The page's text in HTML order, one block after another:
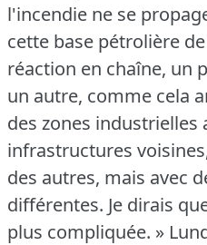
l'incendie ne se
cette base pétrolière
réaction en chaîne, un
un autre, comme cela
des zones industrielles
infrastructures
des autres, mais avec
différentes. Je dirais
plus compliquée. »